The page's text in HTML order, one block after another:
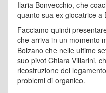
Ilaria Bonvecchio, che
quanto sua ex giocatrice a
Facciamo quindi
che arriva in un momento
Bolzano che nelle ultime
suo pivot Chiara Villarini,
ricostruzione del
problemi di organico.